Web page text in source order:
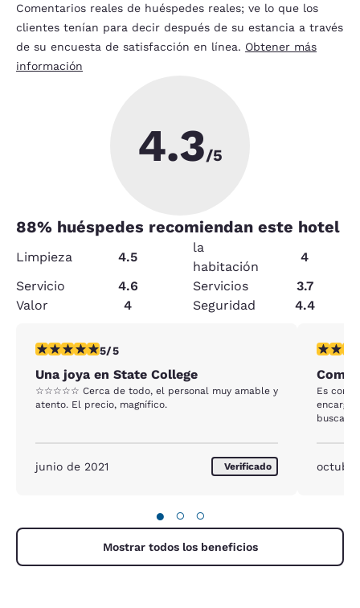
Comentarios reales de huéspedes reales; ve lo que los
clientes tenían para decir después de su estancia a través
de su encuesta de satisfacción en línea. Obtener más
información
4.3/5
88% huéspedes recomiendan este hotel
Limpieza 4.5
la
habitación
4
Servicio
4.6 Servicios
3.7
Valor
4 Seguridad 4.4
calificación de 5 estrellas. Excepcional. 1 reseña
5/5
Una joya en State College
☆☆☆☆☆ Cerca de todo, el personal muy amable y
atento. El precio, magnífico.
junio de 2021 Verificado
Como
Es
buscara
● ○ ○
Mostrar todos los beneficios